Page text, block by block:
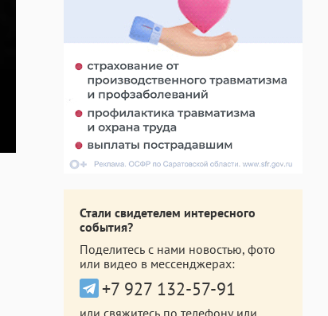
Стали свидетелем интересного
события?
Поделитесь с нами новостью, фото
или видео в мессенджерах:
+7 927 132-57-91
или свяжитесь по телефону или